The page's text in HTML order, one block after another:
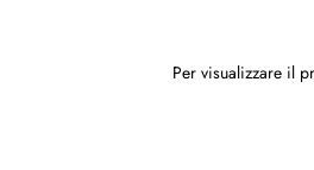
Per visualizzare il